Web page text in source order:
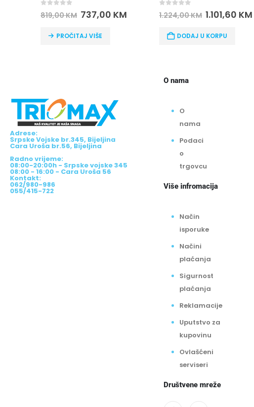
out of 5
1.224,00KM 1.101,60KM
DODAJ U KORPU
367,00KM 330,00KM
DODAJ U KORPU
Adrese:
Srpske Vojske br.345, Bijeljina
Cara Uroša br.56, Bijeljina
Radno vrijeme:
08:00-20:00h - Srpske vojske 345
08:00 - 16:00 - Cara Uroša 56
Kontakt:
062/980-986
055/415-722
O nama
O
nama
Podaci
o
trgovcu
Više infromacija
Način
isporuke
Načini
plaćanja
Sigurnost
plaćanja
Reklamacije
Uputstvo za
kupovinu
Ovlašćeni
serviseri
Društvene mreže